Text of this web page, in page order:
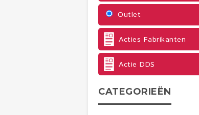
Outlet
Acties Fabrikanten
Actie DDS
CATEGORIEËN